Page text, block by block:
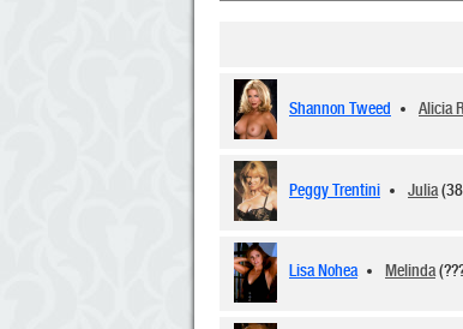
Shannon Tweed Alicia
Peggy Trentini Julia
Lisa Nohea Melinda